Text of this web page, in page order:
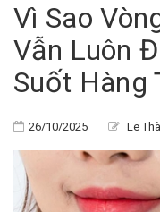
Vì Sao
Vẫn Luôn
Suốt Hàng
26/10/2025 Le